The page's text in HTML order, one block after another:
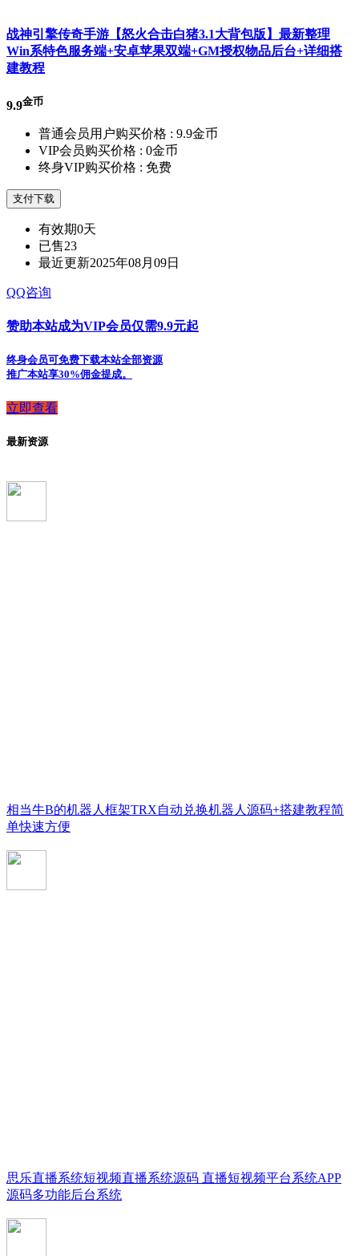
战神引擎传奇手游【怒火合击白猪3.1大背包版】最新整理
Win系特色服务端+安卓苹果双端+GM授权物品后台+详细搭
建教程
9.9金币
普通会员用户购买价格 : 9.9金币
VIP会员购买价格 : 0金币
终身VIP购买价格 : 免费
支付下载
有效期0天
已售23
最近更新2025年08月09日
QQ咨询
赞助本站成为VIP会员仅需9.9元起
终身会员可免费下载本站全部资源
推广本站享30%佣金提成。
立即查看
最新资源
相当牛B的机器人框架TRX自动兑换机器人源码+搭建教程简
单快速方便
思乐直播系统短视频直播系统源码 直播短视频平台系统APP
源码多功能后台系统